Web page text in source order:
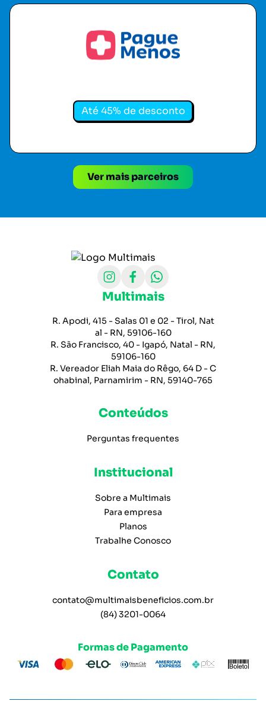
Até 45% de desconto
Ver mais parceiros
Multimais
R. Apodi, 415 - Salas 01 e 02 - Tirol, Nat
al - RN, 59106-160
R. São Francisco, 40 - Igapó, Natal - RN,
59106-160
R. Vereador Eliah Maia do Rêgo, 64 D - C
ohabinal, Parnamirim - RN, 59140-765
Conteúdos
Perguntas frequentes
Institucional
Sobre a Multimais
Para empresa
Planos
Trabalhe Conosco
Contato
contato@multimaisbeneficios.com.br
(84) 3201-0064
Formas de Pagamento